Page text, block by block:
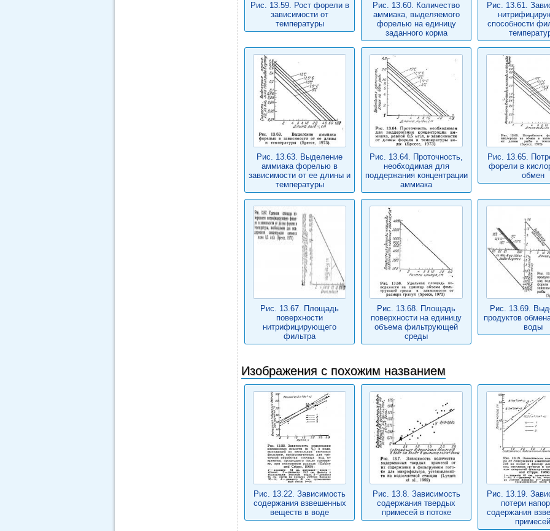
Рис. 13.59. Рост форели в
зависимости от
температуры
Рис. 13.60. Количество
аммиака, выделяемого
форелью на единицу
заданного корма
Рис. 13.61.
способности
Рис. 13.63. Выделение
аммиака форелью в
зависимости от ее длины и
температуры
Рис. 13.64. Проточность,
необходимая для
поддержания концентрации
аммиака
Рис. 13.65.
форели в
обмен
Рис. 13.67. Площадь
поверхности
нитрифицирующего
фильтра
Рис. 13.68. Площадь
поверхности на единицу
объема фильтрующей
среды
Рис. 13.69.
продуктов
воды
Изображения с похожим названием
Рис. 13.22. Зависимость
содержания взвешенных
веществ в воде
Рис. 13.8. Зависимость
содержания твердых
примесей в потоке
Рис. 13.19.
потери
содержания
примесей